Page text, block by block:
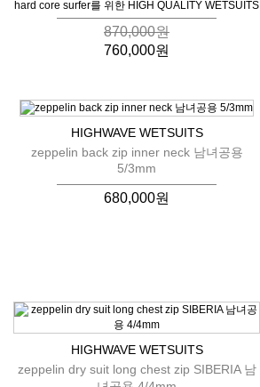
hard core surfer를 위한 HIGH QUALITY WETSUITS
870,000원
760,000원
HIGHWAVE WETSUITS
zeppelin back zip inner neck 남녀공용
5/3mm
680,000원
HIGHWAVE WETSUITS
zeppelin dry suit long chest zip SIBERIA 남